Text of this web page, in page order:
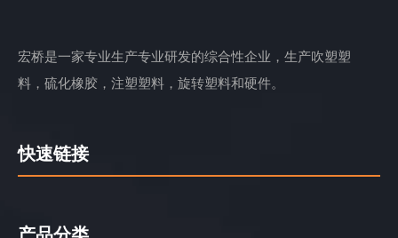
宏桥是一家专业生产专业研发的综合性企业，生产吹塑塑
料，硫化橡胶，注塑塑料，旋转塑料和硬件。
快速链接